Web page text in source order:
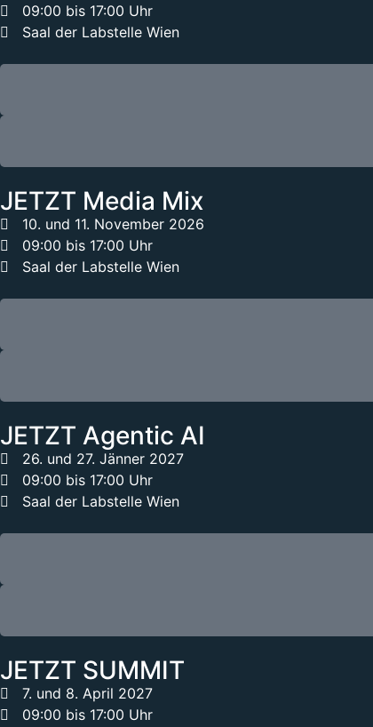
09:00 bis 17:00 Uhr
Saal der Labstelle Wien
JETZT Media Mix
10. und 11. November 2026
09:00 bis 17:00 Uhr
Saal der Labstelle Wien
JETZT Agentic AI
26. und 27. Jänner 2027
09:00 bis 17:00 Uhr
Saal der Labstelle Wien
JETZT SUMMIT
7. und 8. April 2027
09:00 bis 17:00 Uhr